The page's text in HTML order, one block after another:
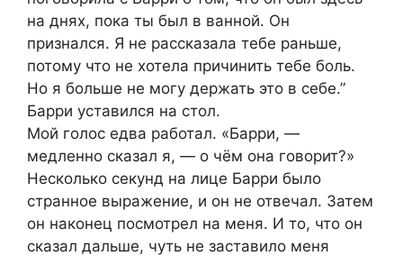
на днях, пока ты был в ванной. Он
признался. Я не рассказала тебе раньше,
потому что не хотела причинить тебе боль.
Но я больше не могу держать это в себе.”
Барри уставился на стол.
Мой голос едва работал. «Барри, —
медленно сказал я, — о чём она говорит?»
Несколько секунд на лице Барри было
странное выражение, и он не отвечал. Затем
он наконец посмотрел на меня. И то, что он
сказал дальше, чуть не заставило меня